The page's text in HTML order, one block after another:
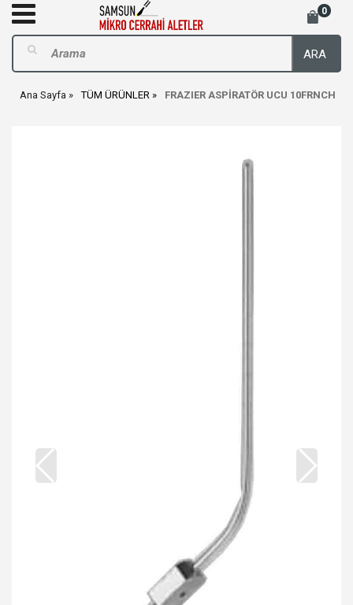
0
ARA
Ana Sayfa TÜM ÜRÜNLER FRAZIER ASPİRATÖR UCU 10FRNCH